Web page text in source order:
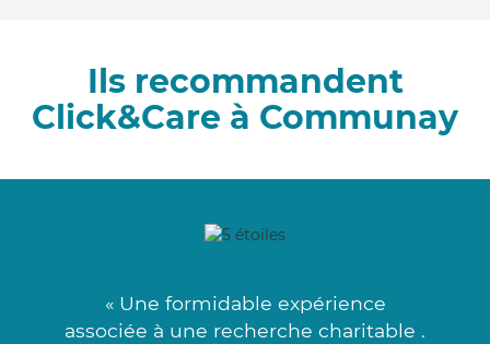
Ils recommandent
Click&Care à Communay
« Une formidable expérience
associée à une recherche charitable .